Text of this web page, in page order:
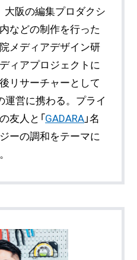
大阪の編集プロダクシ
などの制作を行った
メディアデザイン研
ィアプロジェクトに
リサーチャーとして
運営に携わる。プライ
友人と「GADARA 」名
ーの調和をテーマに